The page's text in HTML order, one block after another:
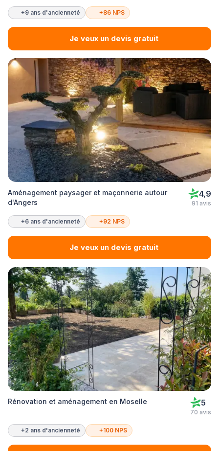
+9 ans d'ancienneté +86 NPS
Je veux un devis gratuit
Aménagement paysager et maçonnerie autour
d'Angers
4,9
91 avis
+6 ans d'ancienneté +92 NPS
Je veux un devis gratuit
Rénovation et aménagement en Moselle 5
70 avis
+2 ans d'ancienneté +100 NPS